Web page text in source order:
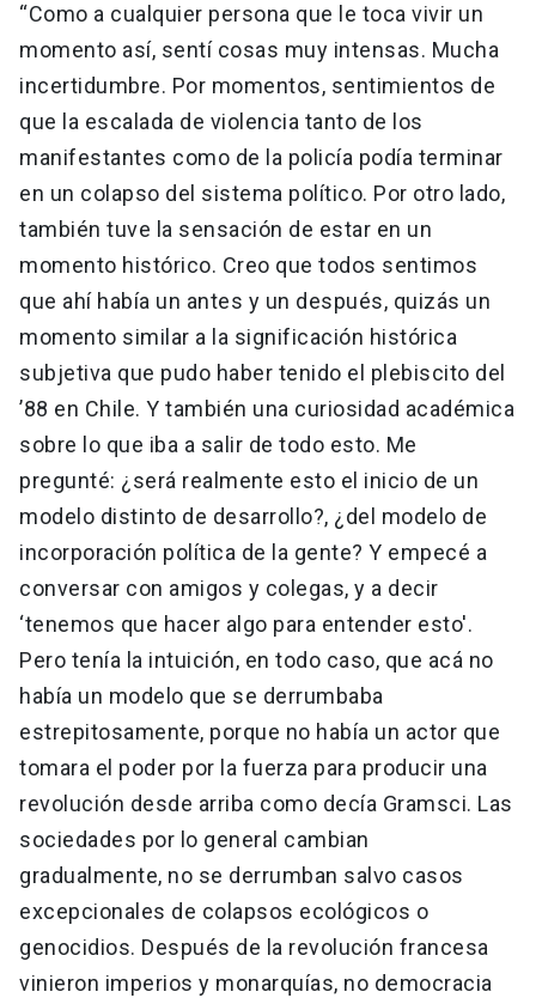
“Como a cualquier persona que le toca vivir un
momento así, sentí cosas muy intensas. Mucha
incertidumbre. Por momentos, sentimientos de
que la escalada de violencia tanto de los
manifestantes como de la policía podía terminar
en un colapso del sistema político. Por otro lado,
también tuve la sensación de estar en un
momento histórico. Creo que todos sentimos
que ahí había un antes y un después, quizás un
momento similar a la significación histórica
subjetiva que pudo haber tenido el plebiscito del
’88 en Chile. Y también una curiosidad académica
sobre lo que iba a salir de todo esto. Me
pregunté: ¿será realmente esto el inicio de un
modelo distinto de desarrollo?, ¿del modelo de
incorporación política de la gente? Y empecé a
conversar con amigos y colegas, y a decir
‘tenemos que hacer algo para entender esto'.
Pero tenía la intuición, en todo caso, que acá no
había un modelo que se derrumbaba
estrepitosamente, porque no había un actor que
tomara el poder por la fuerza para producir una
revolución desde arriba como decía Gramsci. Las
sociedades por lo general cambian
gradualmente, no se derrumban salvo casos
excepcionales de colapsos ecológicos o
genocidios. Después de la revolución francesa
vinieron imperios y monarquías, no democracia